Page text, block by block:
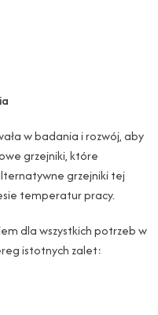
w badania i rozwój, aby
grzejniki, które
grzejniki tej
temperatur pracy.
dla wszystkich potrzeb w
istotnych zalet: